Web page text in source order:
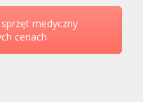
medyczny
cenach